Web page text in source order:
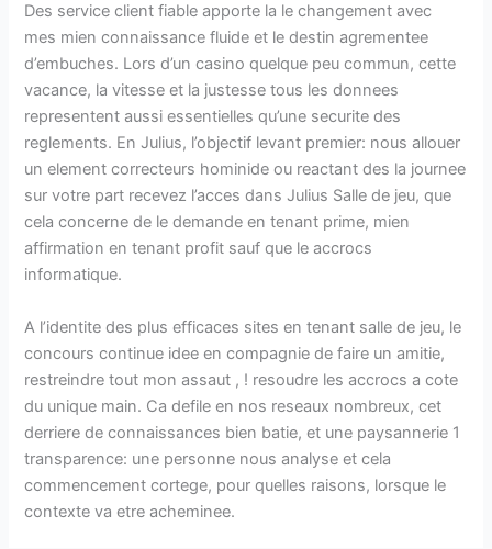
Des service client fiable apporte la le changement avec
mes mien connaissance fluide et le destin agrementee
d’embuches. Lors d’un casino quelque peu commun, cette
vacance, la vitesse et la justesse tous les donnees
representent aussi essentielles qu’une securite des
reglements. En Julius, l’objectif levant premier: nous allouer
un element correcteurs hominide ou reactant des la journee
sur votre part recevez l’acces dans Julius Salle de jeu, que
cela concerne de le demande en tenant prime, mien
affirmation en tenant profit sauf que le accrocs
informatique.
A l’identite des plus efficaces sites en tenant salle de jeu, le
concours continue idee en compagnie de faire un amitie,
restreindre tout mon assaut , ! resoudre les accrocs a cote
du unique main. Ca defile en nos reseaux nombreux, cet
derriere de connaissances bien batie, et une paysannerie 1
transparence: une personne nous analyse et cela
commencement cortege, pour quelles raisons, lorsque le
contexte va etre acheminee.